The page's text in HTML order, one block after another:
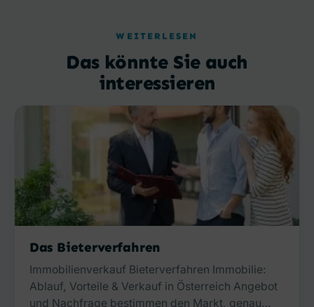
WEITERLESEN
Das könnte Sie auch
interessieren
Das Bieterverfahren
Immobilienverkauf Bieterverfahren Immobilie:
Ablauf, Vorteile & Verkauf in Österreich Angebot
und Nachfrage bestimmen den Markt, genau…